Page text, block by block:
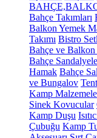
Bahçe Takımları
Balkon Yemek
Takımı Bistro
Bahçe ve Balkon
Bahçe
Hamak Bahçe
ve Bungalov
Kamp
Sinek Kovucular
Kamp Duşu
Çubuğu Kamp